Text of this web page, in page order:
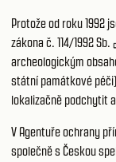
Protože od roku 1992
zákona č. 114/1992 Sb.
archeologickým
státní památkové
lokalizačně podchytit
V Agentuře ochrany
společně s Českou